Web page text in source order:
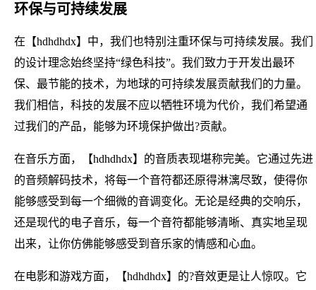
环保与可持续发展
在【hdhdhdx】中，我们也特别注重环保与可持续发展。我们
的设计理念始终坚持“绿色科技”。我们致力于开发出最环
保、最节能的技术，为地球的可持续发展贡献我们的力量。
我们相信，科技的发展不应以牺牲环境为代价，我们希望通
过我们的产品，能够为环境保护做出?贡献。
在音乐方面，【hdhdhdx】的音质表现堪称完美。它通过先进
的音频解码技术，将每一个音符都还原得淋漓尽致，使得你
能够感受到每一个细微的音调变化。无论是经典的交响乐，
还是现代的电子音乐，每一个音符都能够清晰、真实地呈现
出来，让你仿佛能够感受到音乐家的情感和心血。
在电影和游戏方面，【hdhdhdx】的?音效更是让人惊叹。它